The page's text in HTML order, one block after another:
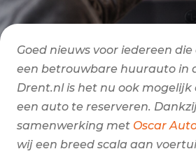
Goed nieuws voor iedereen
een betrouwbare huurauto in
Drent.nl is het nu ook mogelijk
een auto te reserveren.
samenwerking met Oscar
wij een breed scala aan